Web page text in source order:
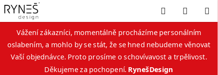
Vážení zákazníci, momentálně procházíme personálním
oslabením, a mohlo by se stát, že se hned nebudeme věnovat
Vaší objednávce. Proto prosíme o schovívavost a trpělivost.
Děkujeme za pochopení. RynešDesign
Hledat
KOŠÍK